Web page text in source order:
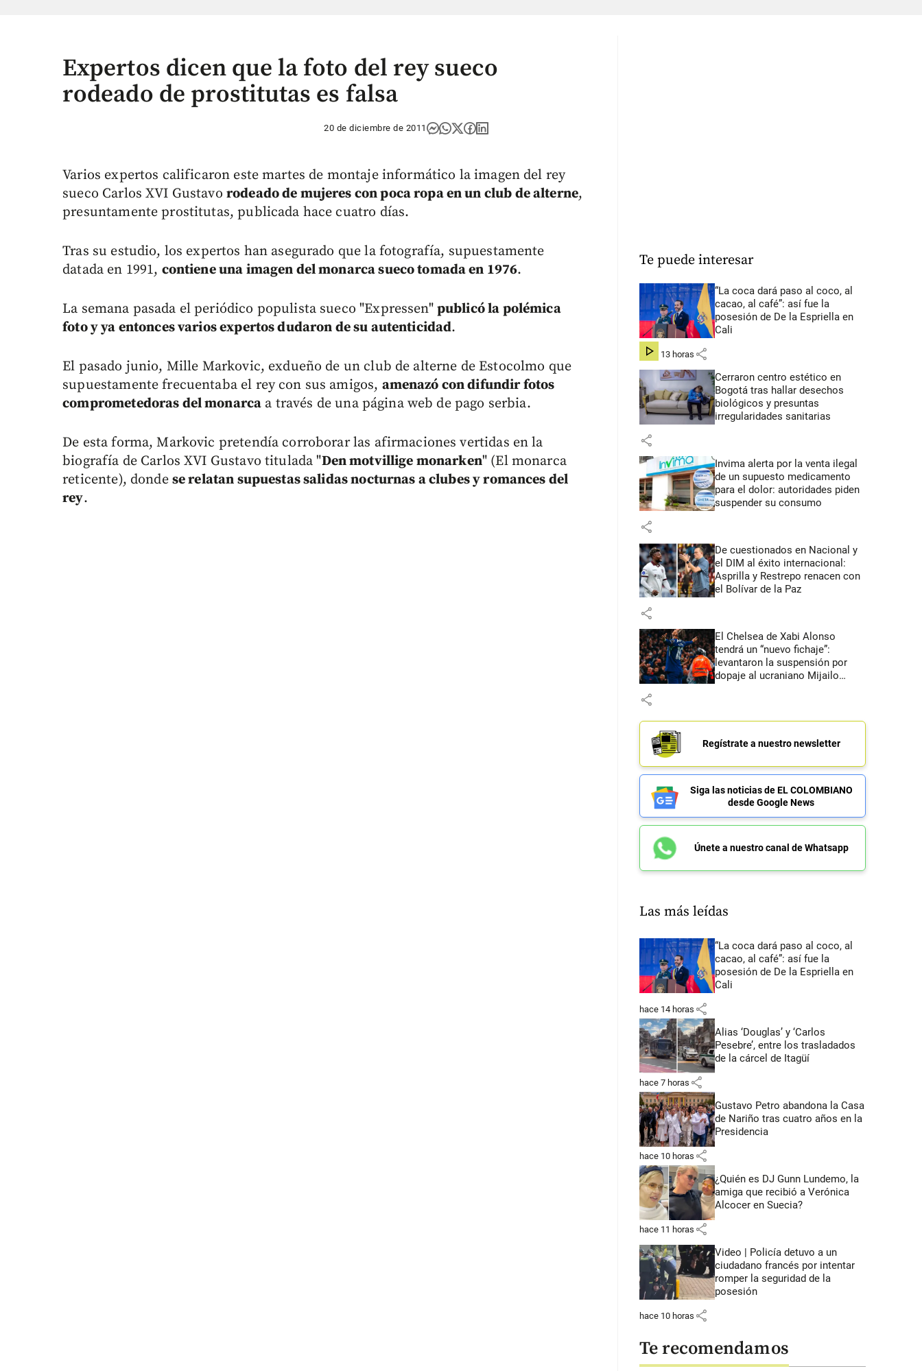
Expertos dicen que la foto del rey sueco
rodeado de prostitutas es falsa
20 de diciembre de 2011
Varios expertos calificaron este martes de montaje informático la imagen del rey
sueco Carlos XVI Gustavo rodeado de mujeres con poca ropa en un club de alterne,
presuntamente prostitutas, publicada hace cuatro días.
Tras su estudio, los expertos han asegurado que la fotografía, supuestamente
datada en 1991, contiene una imagen del monarca sueco tomada en 1976.
La semana pasada el periódico populista sueco "Expressen" publicó la polémica
foto y ya entonces varios expertos dudaron de su autenticidad.
El pasado junio, Mille Markovic, exdueño de un club de alterne de Estocolmo que
supuestamente frecuentaba el rey con sus amigos, amenazó con difundir fotos
comprometedoras del monarca a través de una página web de pago serbia.
De esta forma, Markovic pretendía corroborar las afirmaciones vertidas en la
biografía de Carlos XVI Gustavo titulada "Den motvillige monarken" (El monarca
reticente), donde se relatan supuestas salidas nocturnas a clubes y romances del
rey.
Te puede interesar
“La coca dará paso al coco, al
cacao, al café”: así fue la
posesión de De la Espriella en
Cali
hace 13 horas share
Cerraron centro estético en
Bogotá tras hallar desechos
biológicos y presuntas
irregularidades sanitarias
share
Invima alerta por la venta ilegal
de un supuesto medicamento
para el dolor: autoridades piden
suspender su consumo
share
De cuestionados en Nacional y
el DIM al éxito internacional:
Asprilla y Restrepo renacen con
el Bolívar de la Paz
share
El Chelsea de Xabi Alonso
tendrá un “nuevo fichaje”:
levantaron la suspensión por
dopaje al ucraniano Mijailo
share
Regístrate a nuestro newsletter
Siga las noticias de EL COLOMBIANO
desde Google News
Únete a nuestro canal de Whatsapp
Las más leídas
“La coca dará paso al coco, al
cacao, al café”: así fue la
posesión de De la Espriella en
Cali
hace 14 horas share
Alias ‘Douglas’ y ‘Carlos
Pesebre’, entre los trasladados
de la cárcel de Itagüí
hace 7 horas share
Gustavo Petro abandona la Casa
de Nariño tras cuatro años en la
Presidencia
hace 10 horas share
¿Quién es DJ Gunn Lundemo, la
amiga que recibió a Verónica
Alcocer en Suecia?
hace 11 horas share
Video | Policía detuvo a un
ciudadano francés por intentar
romper la seguridad de la
posesión
hace 10 horas share
Te recomendamos